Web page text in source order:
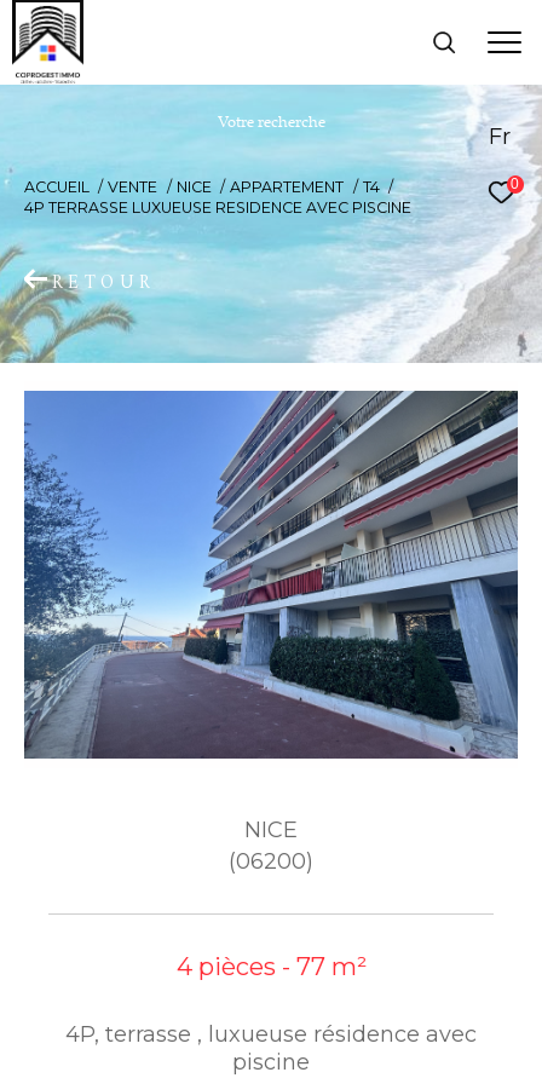
Fr
0
Votre recherche
ACCUEIL VENTE NICE APPARTEMENT
T4
4P TERRASSE LUXUEUSE RESIDENCE AVEC PISCINE
RETOUR
NICE
(06200)
4 pièces - 77 m²
4P, terrasse , luxueuse résidence avec
piscine